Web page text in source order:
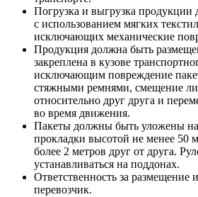
Погрузка и выгрузка продукции
с использованием мягких
исключающих механические
Продукция должна быть
закреплена в кузове
исключающим повреждение
стяжными ремнями, смещение
относительно друг друга и
во время движения.
Пакеты должны быть уложены
прокладки высотой не менее 50
более 2 метров друг от друга.
устанавливаться на поддонах.
Ответственность за размещение
перевозчик.